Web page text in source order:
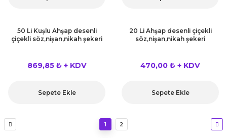
50 Li Kuşlu Ahşap desenli
çiçekli söz,nişan,nikah şekeri
869,85 ₺ + KDV
Sepete Ekle
20 Li Ahşap desenli çiçekli
söz,nişan,nikah şekeri
470,00 ₺ + KDV
Sepete Ekle
1 2